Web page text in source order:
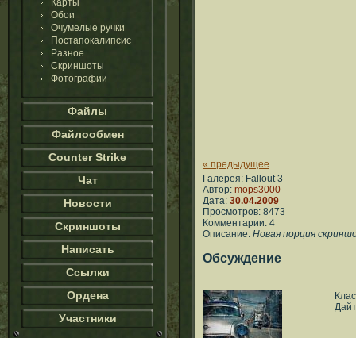
Карты
Обои
Очумелые ручки
Постапокалипсис
Разное
Скриншоты
Фотографии
Файлы
Файлообмен
Counter Strike
Чат
Новости
Скриншоты
Написать
Ссылки
Ордена
Участники
« предыдущее
Галерея: Fallout 3
Автор: mops3000
Дата: 30.04.2009
Просмотров: 8473
Комментарии: 4
Описание: Новая порция
Обсуждение